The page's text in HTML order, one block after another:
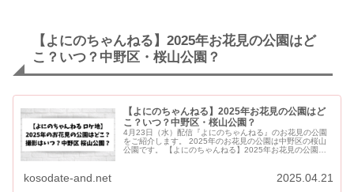
【よにのちゃんねる】2025年お花見の公園はど
こ？いつ？中野区・桜山公園？
【よにのちゃんねる】2025年お花見の公園はど
こ？いつ？中野区・桜山公園？
4月23日（水）配信『よにのちゃんねる』のお花見の公園
をご紹介します。 2025年のお花見の公園は中野区の桜山
公園です。 【よにのちゃんねる】2025年お花見の公園は
kosodate-and.net 2025.04.21